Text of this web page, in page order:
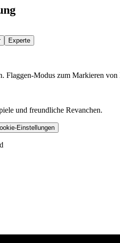
Experte
Flaggen-Modus zum Markieren von
und freundliche Revanchen.
Einstellungen